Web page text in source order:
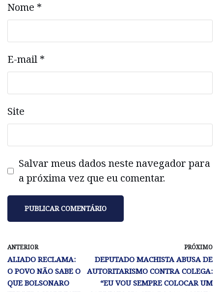
Nome *
E-mail *
Site
Salvar meus dados neste navegador para
a próxima vez que eu comentar.
ANTERIOR
ALIADO RECLAMA:
O POVO NÃO SABE O
QUE BOLSONARO
PRÓXIMO
DEPUTADO MACHISTA ABUSA DE
AUTORITARISMO CONTRA COLEGA:
“EU VOU SEMPRE COLOCAR UM